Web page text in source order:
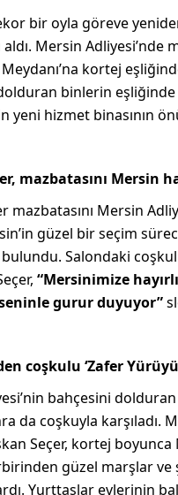
bir oyla göreve
aldı. Mersin Adliyesi’nde
kortej
dolduran binlerin
yeni hizmet binasının
mazbatasını Mersin
mazbatasını Mersin
güzel bir seçim
Salondaki
“Mersinimize
gurur duyuyor”
coşkulu ‘Zafer
bahçesini dolduran
da coşkuyla karşıladı.
Seçer, kortej
güzel marşlar ve
Yurttaşlar evlerinin